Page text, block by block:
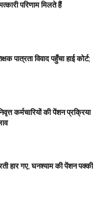
परिणाम मिलते हैं
पात्रता विवाद पहुँचा हाई कोर्ट;
कर्मचारियों की पेंशन प्रक्रिया
हार गए, घनश्याम की पेंशन पक्की